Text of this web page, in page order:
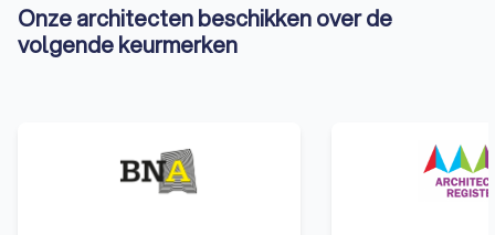
Onze architecten beschikken over de
volgende keurmerken